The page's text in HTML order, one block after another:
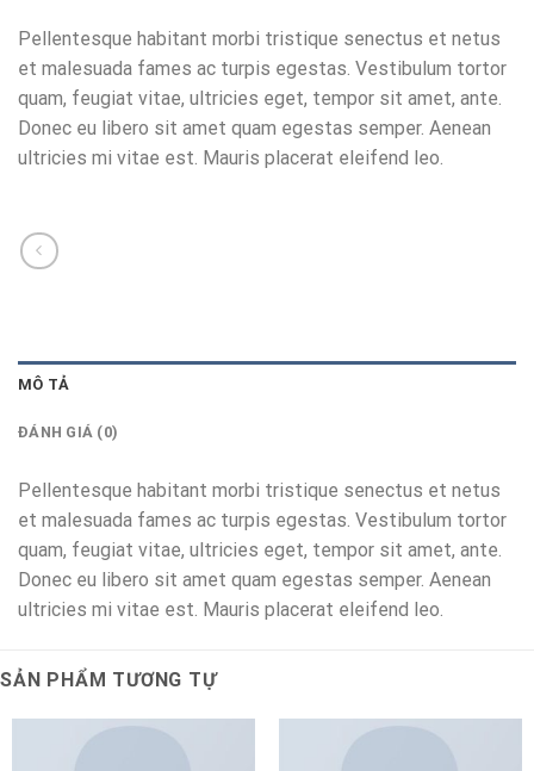
Pellentesque habitant morbi tristique senectus et netus
et malesuada fames ac turpis egestas. Vestibulum tortor
quam, feugiat vitae, ultricies eget, tempor sit amet, ante.
Donec eu libero sit amet quam egestas semper. Aenean
ultricies mi vitae est. Mauris placerat eleifend leo.
MÔ TẢ
ĐÁNH GIÁ (0)
Pellentesque habitant morbi tristique senectus et netus
et malesuada fames ac turpis egestas. Vestibulum tortor
quam, feugiat vitae, ultricies eget, tempor sit amet, ante.
Donec eu libero sit amet quam egestas semper. Aenean
ultricies mi vitae est. Mauris placerat eleifend leo.
SẢN PHẨM TƯƠNG TỰ